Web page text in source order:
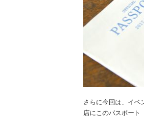
さらに今回は、イ
店にこのパスポート